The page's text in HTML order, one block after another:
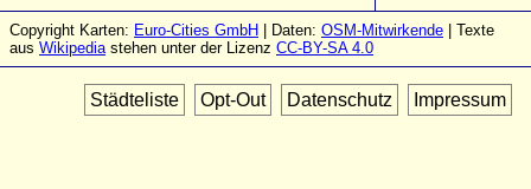
Copyright Karten: Euro-Cities GmbH | Daten: OSM-Mitwirkende | Texte
aus Wikipediastehen unter der Lizenz CC-BY-SA 4.0
Städteliste Opt-Out Datenschutz Impressum